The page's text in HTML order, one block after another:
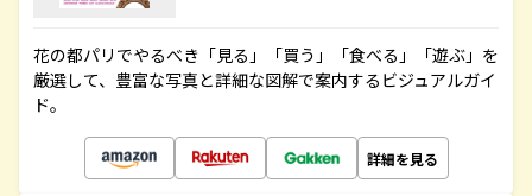
花の都パリでやるべき「見る」「買う」「食べる」「遊ぶ」を
厳選して、豊富な写真と詳細な図解で案内するビジュアルガイ
ド。
詳細を見る